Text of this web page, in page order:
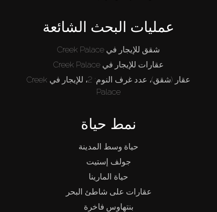
عمليات البحث الشائعة
شقق للإيجار في Creek Palace
عقارات للإيجار في Creek Palace
عقار (شقق)، عدد غرف النوم: 2، للإيجار في Creek
Palace
نمط حياة
حياة وسط المدينة
جولف إستيت
حياة المارينا
عقارات على شاطئ البحر
بنتهاوس فاخرة